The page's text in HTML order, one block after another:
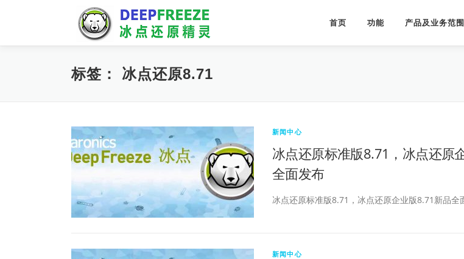
首页 功能 产品及业务范围
标签： 冰点还原8.71
新闻中心
冰点还原标准版8.71，冰点还原
全面发布
冰点还原标准版8.71，冰点还原企业版8.71新品全
新闻中心